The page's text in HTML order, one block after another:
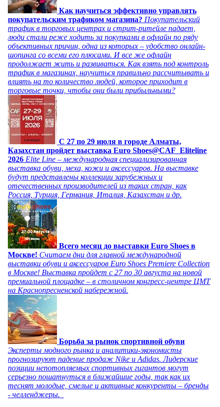
Как научиться эффективно управлять
покупательским трафиком магазина? Покупательский
трафик в торговых центрах и стрит-ритейле падает,
люди стали реже ходить за покупками в офлайн по ряду
объективных причин, одна из которых – удобство онлайн-
шопинга со всеми его плюсами. И все же офлайн
продолжает жить и развиваться. Как взять под контроль
трафик в магазинах, научиться правильно рассчитывать и
влиять на то количество людей, которое приходит в
торговые точки, чтобы они были прибыльными?
C 27 по 29 июля в городе Алматы,
Казахстан пройдет выставка Euro Shoes@CAF_Eliteline
2026 Elite Line – международная специализированная
выставка обуви, меха, кожи и аксессуаров. На выставке
будут представлены коллекции зарубежных и
отечественных производителей из таких стран, как
Россия, Турция, Германия, Италия, Казахстан и др.
Всего месяц до выставки Euro Shoes в
Москве! Считаем дни для главной международной
выставки обуви и аксессуаров Euro Shoes Premiere Collection
в Москве! Выставка пройдет с 27 по 30 августа на новой
премиальной площадке – в столичном конгресс-центре ЦМТ
на Краснопресненской набережной.
Борьба за рынок спортивной обуви
Эксперты модного рынка и аналитики-экономисты
прогнозируют падение продаж Nike и Adidas. Лидерские
позиции непотопляемых спортивных гигантов могут
серьезно пошатнуться в ближайшие годы, так как их
теснят молодые, смелые и активные конкуренты – бренды
- челленджеры.